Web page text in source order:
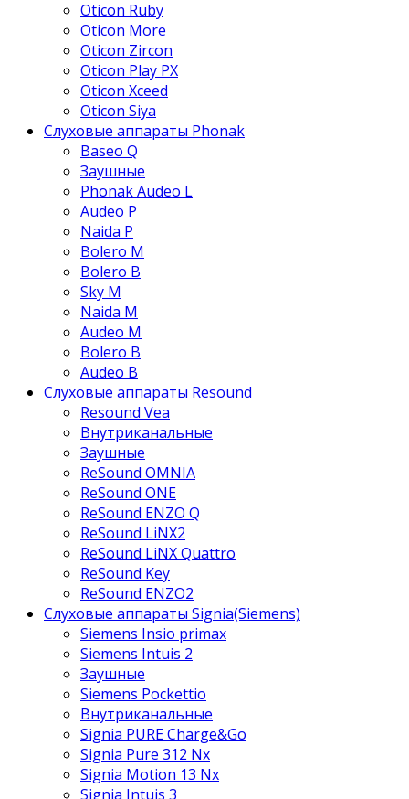
Oticon Ruby
Oticon More
Oticon Zircon
Oticon Play PX
Oticon Xceed
Oticon Siya
Слуховые аппараты Phonak
Baseo Q
Заушные
Phonak Audeo L
Audeo P
Naida P
Bolero M
Bolero B
Sky M
Naida M
Audeo М
Bolero B
Audeo B
Слуховые аппараты Resound
Resound Vea
Внутриканальные
Заушные
ReSound OMNIA
ReSound ONE
ReSound ENZO Q
ReSound LiNX2
ReSound LiNX Quattro
ReSound Key
ReSound ENZO2
Слуховые аппараты Signia(Siemens)
Siemens Insio primax
Siemens Intuis 2
Заушные
Siemens Pockettio
Внутриканальные
Signia PURE Charge&Go
Signia Pure 312 Nx
Signia Motion 13 Nx
Signia Intuis 3